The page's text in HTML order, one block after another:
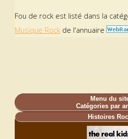
Fou de rock est listé dans la
Musique Rock de l'annuaire
Menu du
Catégories par
Histoires